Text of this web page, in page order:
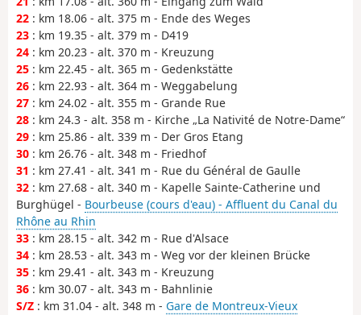
22 : km 18.06 - alt. 375 m - Ende des Weges
23 : km 19.35 - alt. 379 m - D419
24 : km 20.23 - alt. 370 m - Kreuzung
25 : km 22.45 - alt. 365 m - Gedenkstätte
26 : km 22.93 - alt. 364 m - Weggabelung
27 : km 24.02 - alt. 355 m - Grande Rue
28 : km 24.3 - alt. 358 m - Kirche „La Nativité de Notre-Dame“
29 : km 25.86 - alt. 339 m - Der Gros Etang
30 : km 26.76 - alt. 348 m - Friedhof
31 : km 27.41 - alt. 341 m - Rue du Général de Gaulle
32 : km 27.68 - alt. 340 m - Kapelle Sainte-Catherine und
Burghügel - Bourbeuse (cours d'eau) - Affluent du Canal du
Rhône au Rhin
33 : km 28.15 - alt. 342 m - Rue d'Alsace
34 : km 28.53 - alt. 343 m - Weg vor der kleinen Brücke
35 : km 29.41 - alt. 343 m - Kreuzung
36 : km 30.07 - alt. 343 m - Bahnlinie
S/Z : km 31.04 - alt. 348 m - Gare de Montreux-Vieux